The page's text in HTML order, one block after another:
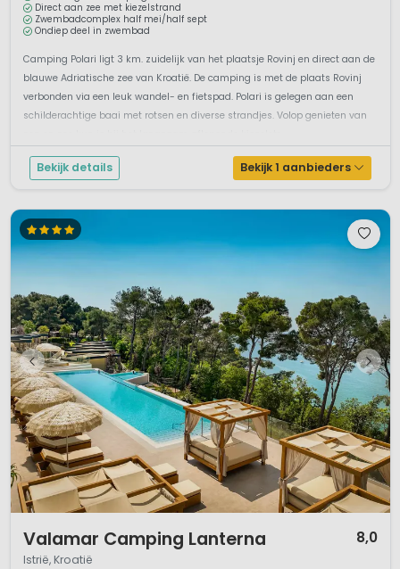
Direct aan zee met kiezelstrand
Zwembadcomplex half mei/half sept
Ondiep deel in zwembad
Camping Polari ligt 3 km. zuidelijk van het plaatsje Rovinj en direct aan de
blauwe Adriatische zee van Kroatië. De camping is met de plaats Rovinj
verbonden via een leuk wandel- en fietspad. Polari is gelegen aan een
schilderachtige baai met rotsen en diverse strandjes. Volop genieten van
Bekijk details Bekijk 1 aanbieders
Valamar Camping Lanterna 8,0
Istrië, Kroatië